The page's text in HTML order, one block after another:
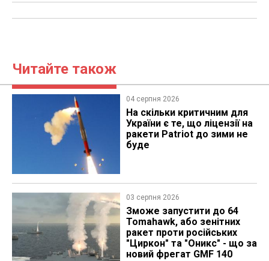
Читайте також
04 серпня 2026
На скільки критичним для
України є те, що ліцензії на
ракети Patriot до зими не
буде
03 серпня 2026
Зможе запустити до 64
Tomahawk, або зенітних
ракет проти російських
"Циркон" та "Оникс" - що за
новий фрегат GMF 140